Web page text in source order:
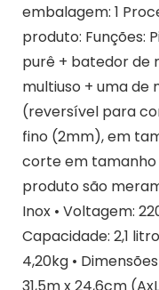
embalagem: 1
produto: Funções:
purê + batedor de
multiuso + uma de
(reversível para
fino (2mm), em
corte em tamanho
produto são
Inox • Voltagem:
Capacidade: 2,1
4,20kg •
31,5m x 24,6cm